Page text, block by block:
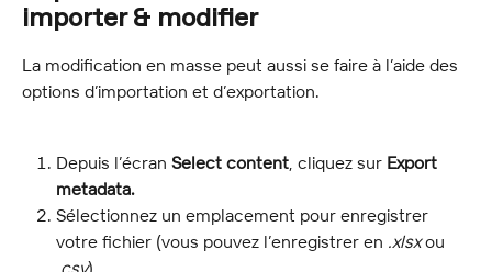
importer & modifier
La modification en masse peut aussi se faire à l’aide des
options d’importation et d’exportation.
Depuis l’écran Select content , cliquez sur Export
metadata.
Sélectionnez un emplacement pour enregistrer
votre fichier (vous pouvez l’enregistrer en .xlsx ou
.csv).